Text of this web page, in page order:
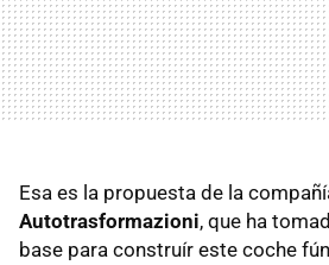
Esa es la propuesta de la
Autotrasformazioni, que ha
base para construír este coche